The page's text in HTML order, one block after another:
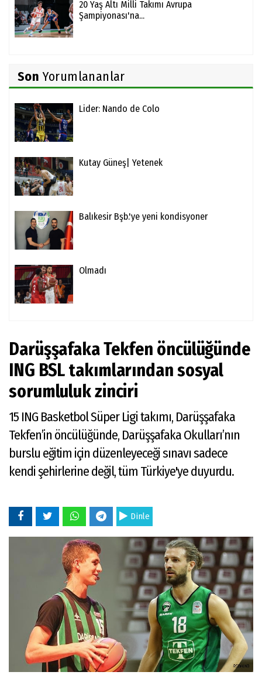
20 Yaş Altı Milli Takımı Avrupa
Şampiyonası'na...
Son Yorumlananlar
Lider: Nando de Colo
Kutay Güneş| Yetenek
Balıkesir Bşb.'ye yeni kondisyoner
Olmadı
Darüşşafaka Tekfen öncülüğünde
ING BSL takımlarından sosyal
sorumluluk zinciri
15 ING Basketbol Süper Ligi takımı, Darüşşafaka
Tekfen’in öncülüğünde, Darüşşafaka Okulları’nın
burslu eğitim için düzenleyeceği sınavı sadece
kendi şehirlerine değil, tüm Türkiye'ye duyurdu.
Dinle